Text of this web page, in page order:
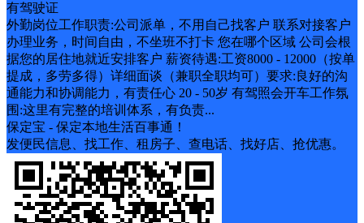
有驾驶证
外勤岗位工作职责:公司派单，不用自己找客户 联系对接客户
办理业务，时间自由，不坐班不打卡 您在哪个区域 公司会根
据您的居住地就近安排客户 薪资待遇:工资8000 - 12000（按单
提成，多劳多得）详细面谈（兼职全职均可）要求:良好的沟
通能力和协调能力，有责任心 20 - 50岁 有驾照会开车工作氛
围:这里有完整的培训体系，有负责...
保定宝 - 保定本地生活百事通！
发便民信息、找工作、租房子、查电话、找好店、抢优惠。